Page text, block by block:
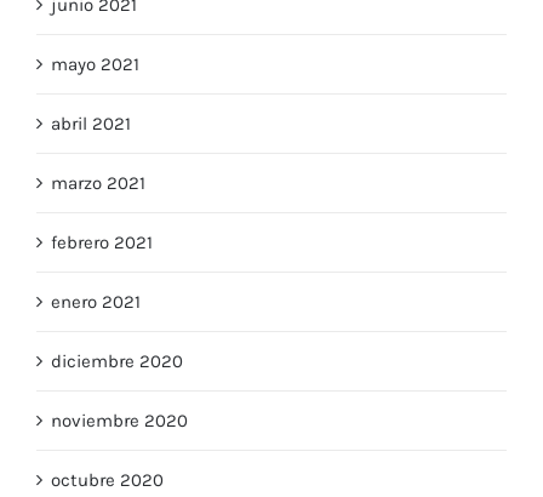
junio 2021
mayo 2021
abril 2021
marzo 2021
febrero 2021
enero 2021
diciembre 2020
noviembre 2020
octubre 2020